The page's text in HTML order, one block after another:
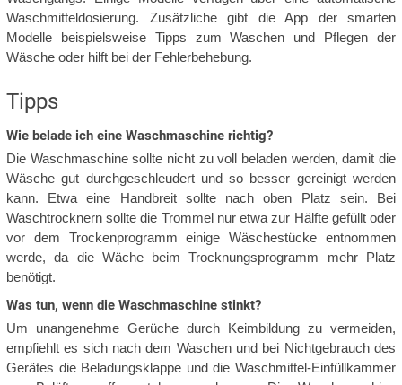
Waschmitteldosierung. Zusätzliche gibt die App der smarten
Modelle beispielsweise Tipps zum Waschen und Pflegen der
Wäsche oder hilft bei der Fehlerbehebung.
Tipps
Wie belade ich eine Waschmaschine richtig?
Die Waschmaschine sollte nicht zu voll beladen werden, damit die
Wäsche gut durchgeschleudert und so besser gereinigt werden
kann. Etwa eine Handbreit sollte nach oben Platz sein. Bei
Waschtrocknern sollte die Trommel nur etwa zur Hälfte gefüllt oder
vor dem Trockenprogramm einige Wäschestücke entnommen
werde, da die Wäche beim Trocknungsprogramm mehr Platz
benötigt.
Was tun, wenn die Waschmaschine stinkt?
Um unangenehme Gerüche durch Keimbildung zu vermeiden,
empfiehlt es sich nach dem Waschen und bei Nichtgebrauch des
Gerätes die Beladungsklappe und die Waschmittel-Einfüllkammer